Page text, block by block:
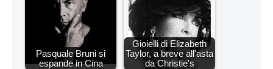
Pasquale Bruni si
espande in Cina
Gioielli di Elizabeth
Taylor, a breve all'asta
da Christie's